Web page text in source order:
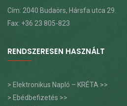
Cím: 2040 Budaörs, Hársfa utca 29.
Fax: +36 23 805-823
RENDSZERESEN HASZNÁLT
> Elektronikus Napló – KRÉTA >>
> Ebédbefizetés >>